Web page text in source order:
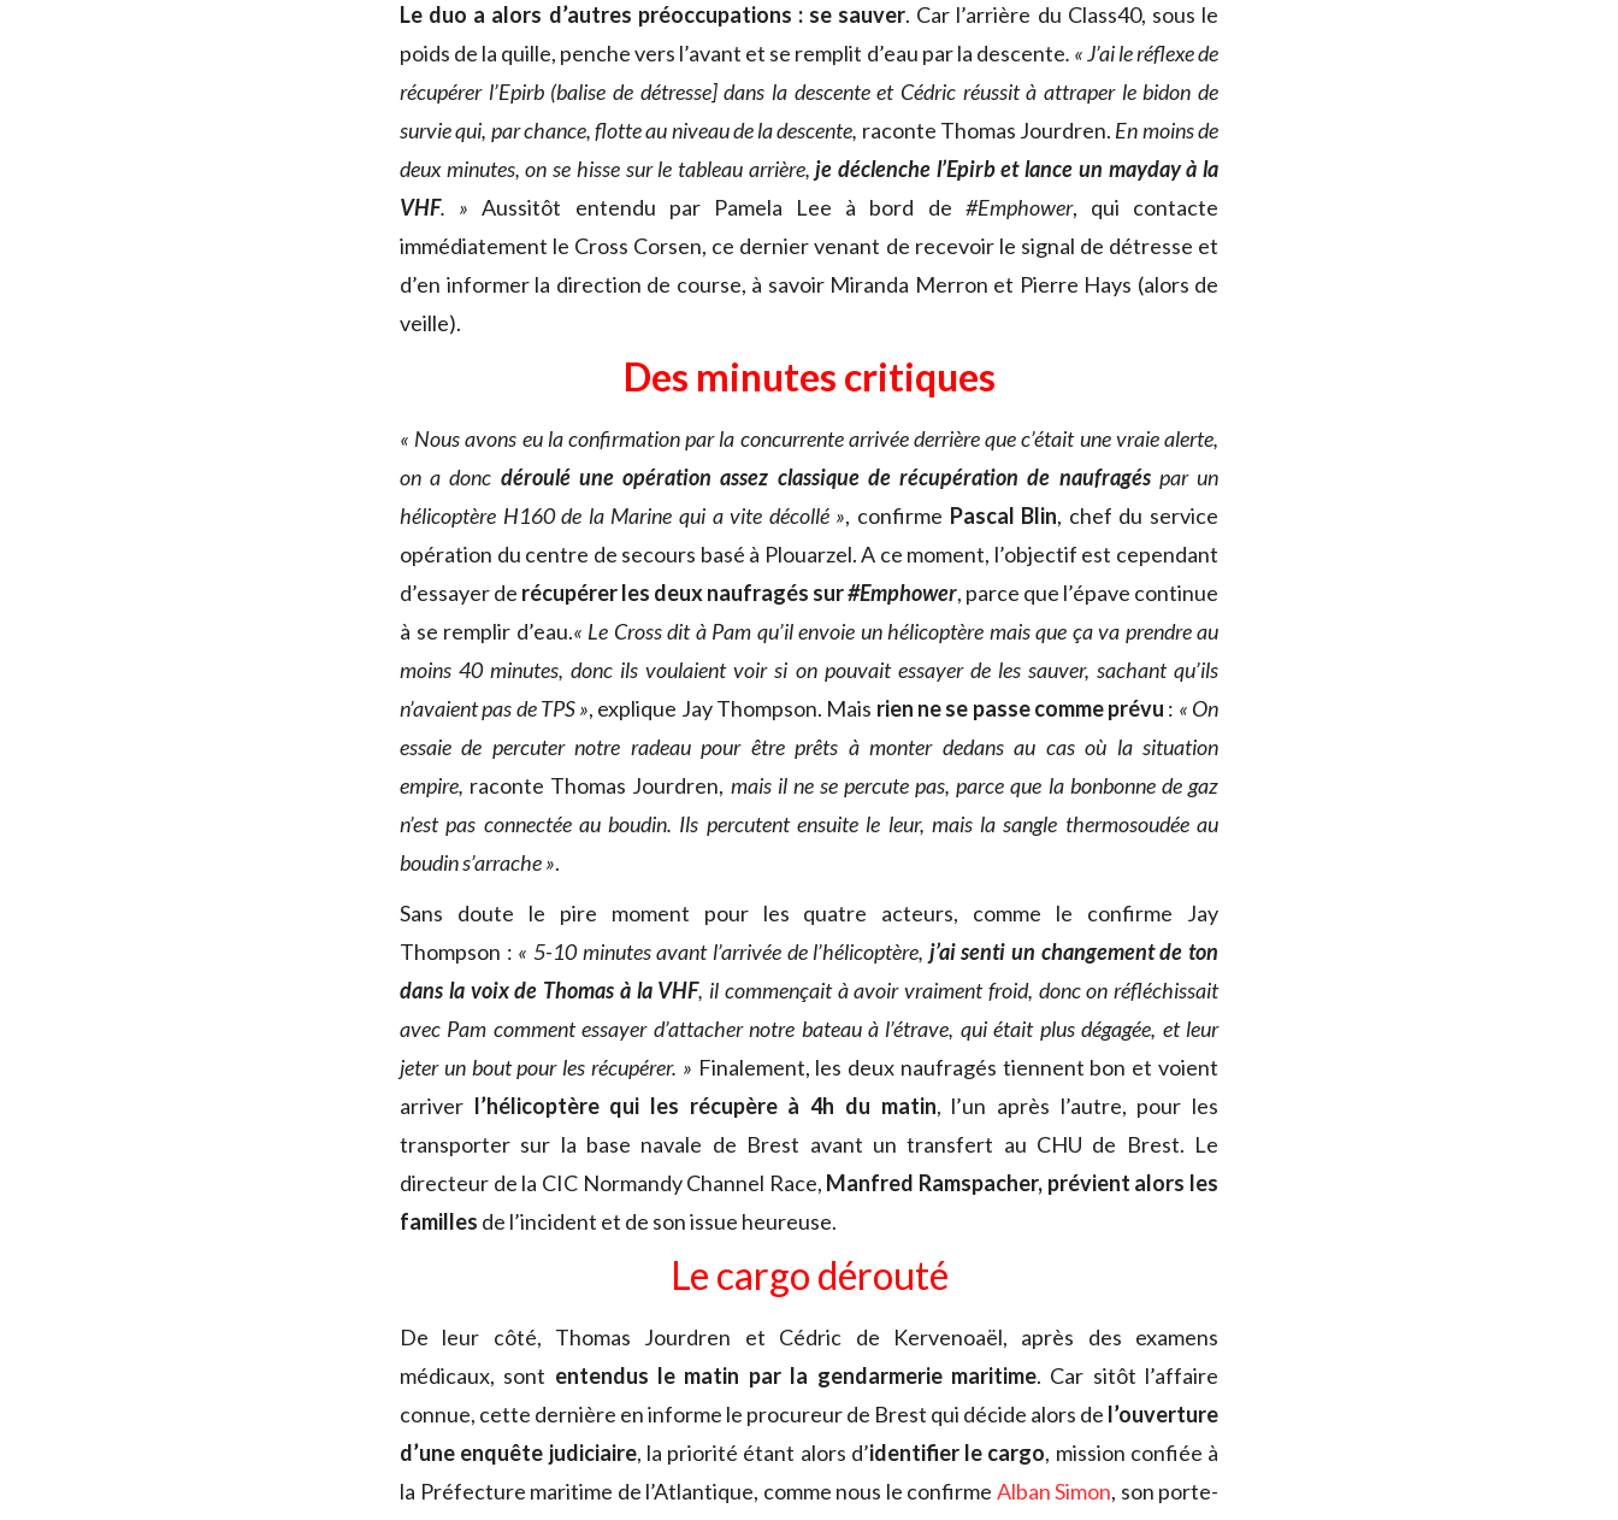
Le duo a alors d’autres préoccupations : se sauver. Car l’arrière du Class40, sous le
poids de la quille, penche vers l’avant et se remplit d’eau par la descente. « J’ai le réflexe de
récupérer l’Epirb (balise de détresse] dans la descente et Cédric réussit à attraper le bidon de
survie qui, par chance, flotte au niveau de la descente, raconte Thomas Jourdren. En moins de
deux minutes, on se hisse sur le tableau arrière,je déclenche l’Epirbet lance un mayday à la
VHF. »Aussitôt entendu par Pamela Lee à bord de #Emphower, qui contacte
immédiatement le Cross Corsen, ce dernier venant de recevoir le signal de détresse et
d’en informer la direction de course, à savoir Miranda Merron et Pierre Hays (alors de
veille).
Des minutes critiques
« Nous avons eu la confirmation par la concurrente arrivée derrière que c’était une vraie alerte,
on a donc déroulé une opération assez classique de récupération de naufragéspar un
hélicoptère H160 de la Marine qui a vite décollé », confirme Pascal Blin, chef du service
opération du centre de secours basé à Plouarzel. A ce moment, l’objectif est cependant
d’essayer de récupérer les deux naufragés sur#Emphower, parce que l’épave continue
à se remplir d’eau.« Le Cross dit à Pam qu’il envoie un hélicoptère mais que ça va prendre au
moins 40 minutes, donc ils voulaient voir si on pouvait essayer de les sauver, sachant qu’ils
n’avaient pas de TPS », explique Jay Thompson. Mais rien ne se passe comme prévu : « On
essaie de percuter notre radeau pour être prêts à monter dedans au cas où la situation
empire, raconte Thomas Jourdren, mais il ne se percute pas, parce que la bonbonne de gaz
n’est pas connectée au boudin. Ils percutent ensuite le leur, mais la sangle thermosoudée au
boudin s’arrache ».
Sans doute le pire moment pour les quatre acteurs, comme le confirme Jay
Thompson : « 5-10 minutes avant l’arrivée de l’hélicoptère, j’ai senti un changement de ton
dans la voix de Thomas à la VHF, il commençait à avoir vraiment froid, donc on réfléchissait
avec Pam comment essayer d’attacher notre bateau à l’étrave, qui était plus dégagée, et leur
jeter un bout pour les récupérer. » Finalement, les deux naufragés tiennent bon et voient
arriver l’hélicoptère qui les récupère à 4h du matin, l’un après l’autre, pour les
transporter sur la base navale de Brest avant un transfert au CHU de Brest. Le
directeur de la CIC Normandy Channel Race, Manfred Ramspacher, prévient alors les
familles de l’incident et de son issue heureuse.
Le cargo dérouté
De leur côté, Thomas Jourdren et Cédric de Kervenoaël, après des examens
médicaux, sont entendus le matin par la gendarmerie maritime. Car sitôt l’affaire
connue, cette dernière en informe le procureur de Brest qui décide alors de l’ouverture
d’une enquête judiciaire, la priorité étant alors d’identifier le cargo, mission confiée à
la Préfecture maritime de l’Atlantique, comme nous le confirme Alban Simon, son porte-